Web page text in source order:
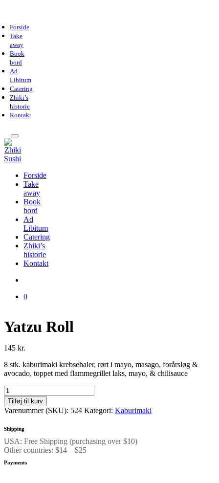
Forside
Take
away
Book
bord
Ad
Libitum
Catering
Zhiki’s
historie
Kontakt
Forside
Take
away
Book
bord
Ad
Libitum
Catering
Zhiki’s
historie
Kontakt
0
Yatzu Roll
145 kr.
8 stk. kaburimaki krebsehaler, rørt i mayo, masago, forårsløg &
avocado, toppet med flammegrillet laks, mayo, & chilisauce
Yatzu
Roll
antal
Tilføj til kurv
Varenummer (SKU): 524 Kategori: Kaburimaki
Shipping
USA: Free Shipping (purchasing over $10)
Other countries: $14 – $25
Payments